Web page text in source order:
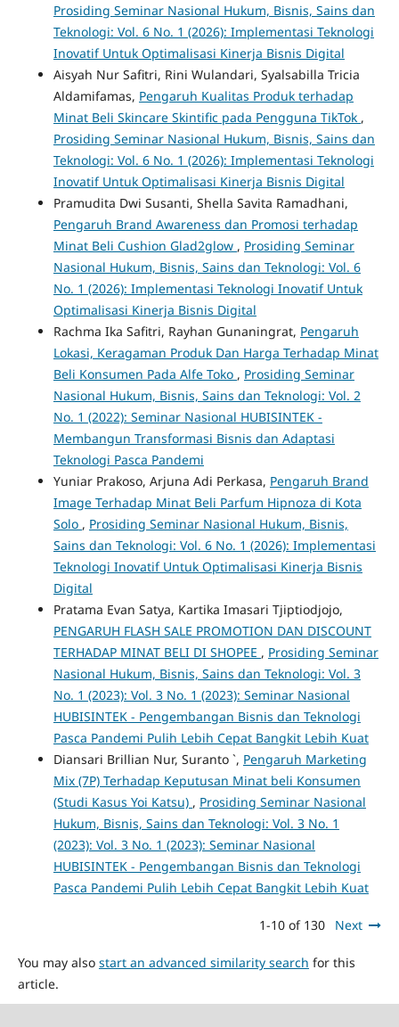
Prosiding Seminar Nasional Hukum, Bisnis, Sains dan
Teknologi: Vol. 6 No. 1 (2026): Implementasi Teknologi
Inovatif Untuk Optimalisasi Kinerja Bisnis Digital
Aisyah Nur Safitri, Rini Wulandari, Syalsabilla Tricia
Aldamifamas, Pengaruh Kualitas Produk terhadap
Minat Beli Skincare Skintific pada Pengguna TikTok ,
Prosiding Seminar Nasional Hukum, Bisnis, Sains dan
Teknologi: Vol. 6 No. 1 (2026): Implementasi Teknologi
Inovatif Untuk Optimalisasi Kinerja Bisnis Digital
Pramudita Dwi Susanti, Shella Savita Ramadhani,
Pengaruh Brand Awareness dan Promosi terhadap
Minat Beli Cushion Glad2glow , Prosiding Seminar
Nasional Hukum, Bisnis, Sains dan Teknologi: Vol. 6
No. 1 (2026): Implementasi Teknologi Inovatif Untuk
Optimalisasi Kinerja Bisnis Digital
Rachma Ika Safitri, Rayhan Gunaningrat, Pengaruh
Lokasi, Keragaman Produk Dan Harga Terhadap Minat
Beli Konsumen Pada Alfe Toko , Prosiding Seminar
Nasional Hukum, Bisnis, Sains dan Teknologi: Vol. 2
No. 1 (2022): Seminar Nasional HUBISINTEK -
Membangun Transformasi Bisnis dan Adaptasi
Teknologi Pasca Pandemi
Yuniar Prakoso, Arjuna Adi Perkasa, Pengaruh Brand
Image Terhadap Minat Beli Parfum Hipnoza di Kota
Solo , Prosiding Seminar Nasional Hukum, Bisnis,
Sains dan Teknologi: Vol. 6 No. 1 (2026): Implementasi
Teknologi Inovatif Untuk Optimalisasi Kinerja Bisnis
Digital
Pratama Evan Satya, Kartika Imasari Tjiptiodjojo,
PENGARUH FLASH SALE PROMOTION DAN DISCOUNT
TERHADAP MINAT BELI DI SHOPEE , Prosiding Seminar
Nasional Hukum, Bisnis, Sains dan Teknologi: Vol. 3
No. 1 (2023): Vol. 3 No. 1 (2023): Seminar Nasional
HUBISINTEK - Pengembangan Bisnis dan Teknologi
Pasca Pandemi Pulih Lebih Cepat Bangkit Lebih Kuat
Diansari Brillian Nur, Suranto `, Pengaruh Marketing
Mix (7P) Terhadap Keputusan Minat beli Konsumen
(Studi Kasus Yoi Katsu) , Prosiding Seminar Nasional
Hukum, Bisnis, Sains dan Teknologi: Vol. 3 No. 1
(2023): Vol. 3 No. 1 (2023): Seminar Nasional
HUBISINTEK - Pengembangan Bisnis dan Teknologi
Pasca Pandemi Pulih Lebih Cepat Bangkit Lebih Kuat
1-10 of 130 Next
You may also start an advanced similarity search for this
article.